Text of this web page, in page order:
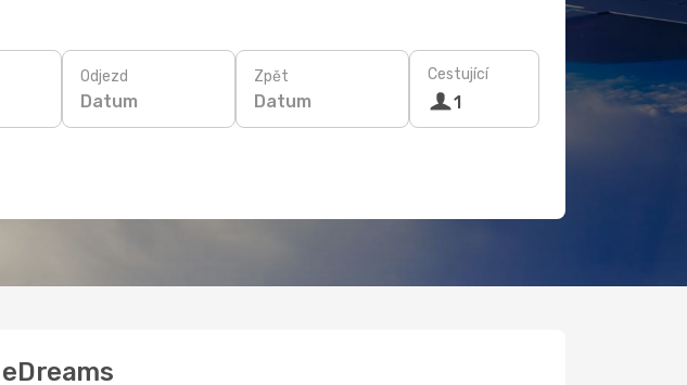
Odjezd
Datum
Zpět
Datum
Cestující
1